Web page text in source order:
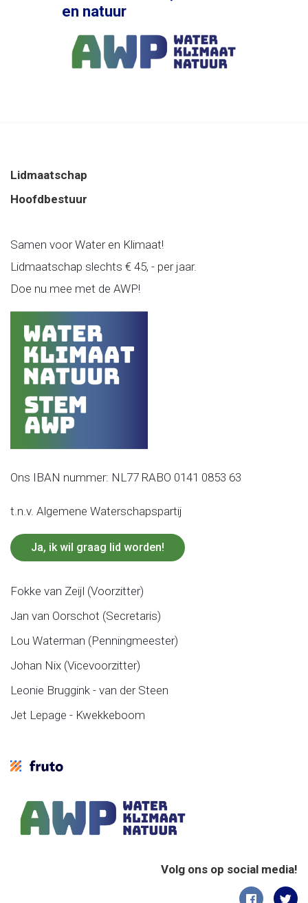
en natuur
Lidmaatschap
Hoofdbestuur
Samen voor Water en Klimaat!
Lidmaatschap slechts € 45, - per jaar.
Doe nu mee met de AWP!
Ons IBAN nummer: NL77 RABO 0141 0853 63
t.n.v. Algemene Waterschapspartij
Ja, ik wil graag lid worden!
Fokke van Zeijl (Voorzitter)
Jan van Oorschot (Secretaris)
Lou Waterman (Penningmeester)
Johan Nix (Vicevoorzitter)
Leonie Bruggink - van der Steen
Jet Lepage - Kwekkeboom
Volg ons op social media!